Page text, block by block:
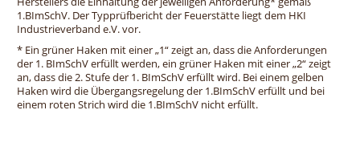
1.BImSchV. Der Typprüfbericht der Feuerstätte liegt dem HKI
Industrieverband e.V. vor.
* Ein grüner Haken mit einer „1“ zeigt an, dass die Anforderungen
der 1. BImSchV erfüllt werden, ein grüner Haken mit einer „2“ zeigt
an, dass die 2. Stufe der 1. BImSchV erfüllt wird. Bei einem gelben
Haken wird die Übergangsregelung der 1.BImSchV erfüllt und bei
einem roten Strich wird die 1.BImSchV nicht erfüllt.